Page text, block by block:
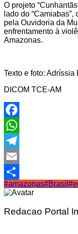
O projeto
lado do
pela Ouvidoria da
enfrentamento à
Amazonas.
Texto e foto: Adríssia
DICOM TCE-AM
Facebook
WhatsApp
Telegram
Email
Share
#amazonas#Brasil
Redacao Portal